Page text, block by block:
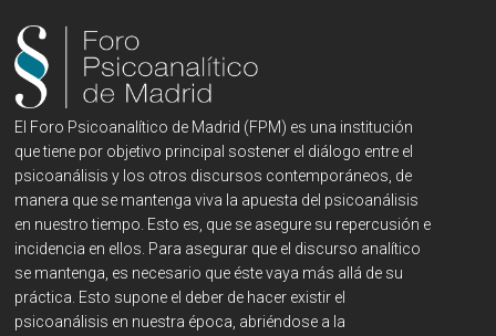
El Foro Psicoanalítico de Madrid (FPM) es una institución
que tiene por objetivo principal sostener el diálogo entre el
psicoanálisis y los otros discursos contemporáneos, de
manera que se mantenga viva la apuesta del psicoanálisis
en nuestro tiempo. Esto es, que se asegure su repercusión e
incidencia en ellos. Para asegurar que el discurso analítico
se mantenga, es necesario que éste vaya más allá de su
práctica. Esto supone el deber de hacer existir el
psicoanálisis en nuestra época, abriéndose a la